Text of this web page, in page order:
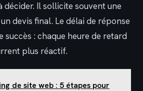
décider. Il sollicite souvent une
devis final. Le délai de réponse
succès : chaque heure de retard
plus réactif.
de site web : 5 étapes pour